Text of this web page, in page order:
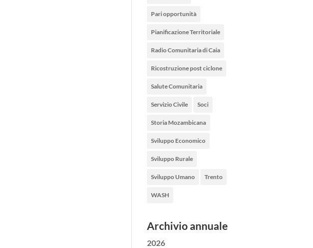
Pari opportunità
Pianificazione Territoriale
Radio Comunitaria di Caia
Ricostruzione post ciclone
Salute Comunitaria
Servizio Civile Soci
Storia Mozambicana
Sviluppo Economico
Sviluppo Rurale
Sviluppo Umano Trento
WASH
Archivio annuale
2026